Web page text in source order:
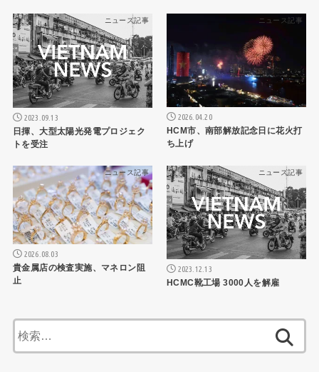
ニュース記事
2023.09.13
日揮、大型太陽光発電プロジェク
トを受注
ニュース記事
2026.04.20
HCM市、南部解放記念日に花火打
ち上げ
ニュース記事
2026.08.03
貴金属店の検査実施、マネロン阻
止
ニュース記事
2023.12.13
HCMC靴工場 3000人を解雇
索: